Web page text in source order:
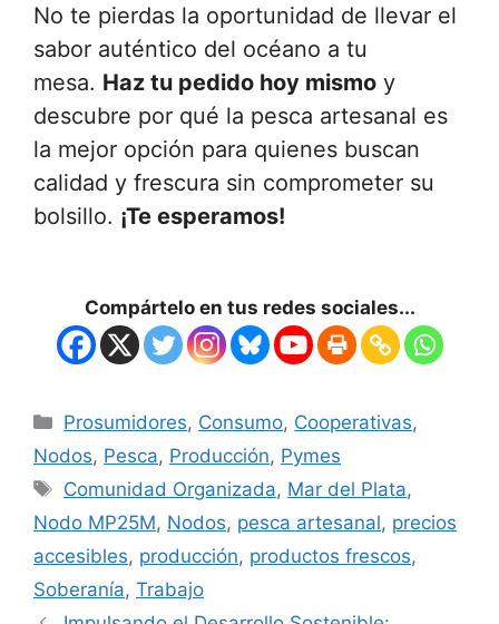
No te pierdas la oportunidad de llevar el
sabor auténtico del océano a tu
mesa. Haz tu pedido hoy mismo y
descubre por qué la pesca artesanal es
la mejor opción para quienes buscan
calidad y frescura sin comprometer su
bolsillo. ¡Te esperamos!
Compártelo en tus redes sociales...
Prosumidores, Consumo, Cooperativas,
Nodos, Pesca, Producción, Pymes
Comunidad Organizada, Mar del Plata,
Nodo MP25M, Nodos, pesca artesanal, precios
accesibles, producción, productos frescos,
Soberanía, Trabajo